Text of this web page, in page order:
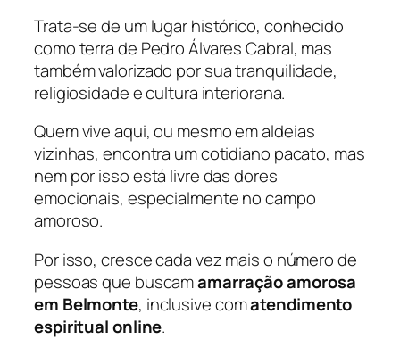
Trata-se de um lugar histórico, conhecido
como terra de Pedro Álvares Cabral, mas
também valorizado por sua tranquilidade,
religiosidade e cultura interiorana.
Quem vive aqui, ou mesmo em aldeias
vizinhas, encontra um cotidiano pacato, mas
nem por isso está livre das dores
emocionais, especialmente no campo
amoroso.
Por isso, cresce cada vez mais o número de
pessoas que buscamamarração amorosa
em Belmonte, inclusive comatendimento
espiritual online.